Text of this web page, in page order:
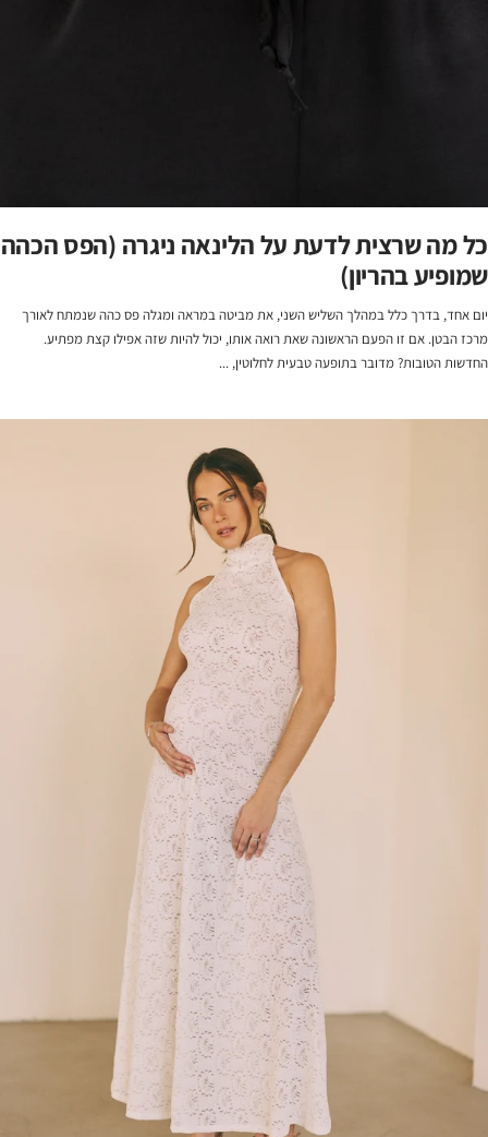
כל מה שרצית לדעת על הלינאה ניגרה (הפס הכהה
שמופיע בהריון)
יום אחד, בדרך כלל במהלך השליש השני, את מביטה במראה ומגלה פס כהה שנמתח לאורך
מרכז הבטן. אם זו הפעם הראשונה שאת רואה אותו, יכול להיות שזה אפילו קצת מפתיע.
החדשות הטובות? מדובר בתופעה טבעית לחלוטין, ...